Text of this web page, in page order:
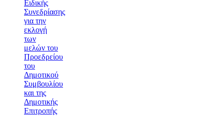
Ειδικής
Συνεδρίασης
για την
εκλογή
των
μελών του
Προεδρείου
του
Δημοτικού
Συμβουλίου
και της
Δημοτικής
Επιτροπής